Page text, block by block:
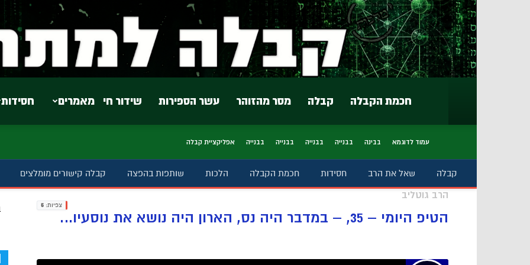
חסידות מאמרים שידור חי עשר הספירות מסר מהזוהר קבלה חכמת הקבלה
עמוד לדוגמא בבינה בבנייה בבנייה בבנייה בבנייה אפליקציית קבלה
קבלה שאל את הרב חסידות חכמת הקבלה הלכות שותפות בהפצה קבלה קישורים מומלצים
הרב גוטליב
הטיפ היומי – 35, – במדבר היה נס, הארון היה נושא את נוסעיו…
צפיות: 5